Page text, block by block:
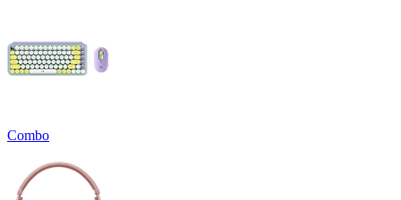
Combo